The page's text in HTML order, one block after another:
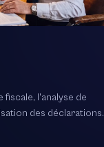
fiscale, l'analyse de
des déclarations.